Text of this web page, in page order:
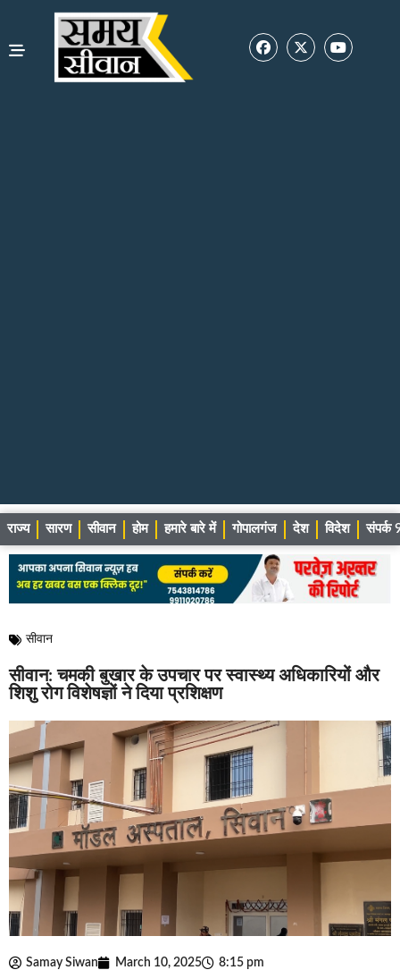
राज्य सारण सीवान होम हमारे बारे में गोपालगंज देश विदेश संपर्क
सीवान
सीवान: चमकी बुखार के उपचार पर स्वास्थ्य अधिकारियों और
शिशु रोग विशेषज्ञों ने दिया प्रशिक्षण
Samay Siwan March 10, 2025 8:15 pm